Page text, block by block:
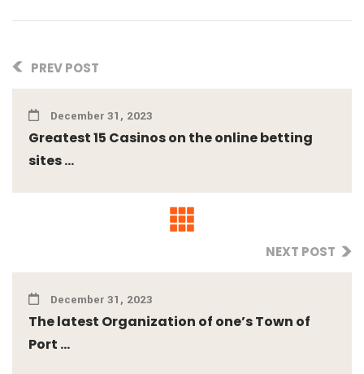
PREV POST
December 31, 2023
Greatest 15 Casinos on the online betting
sites ...
NEXT POST
December 31, 2023
The latest Organization of one’s Town of
Port ...